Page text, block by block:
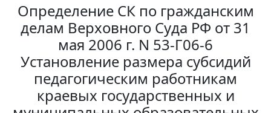
Определение СК по гражданским
делам Верховного Суда РФ от 31
мая 2006 г. N 53-Г06-6
Установление размера субсидий
педагогическим работникам
краевых государственных и